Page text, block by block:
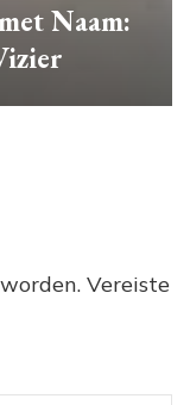
Naam:
Vereiste